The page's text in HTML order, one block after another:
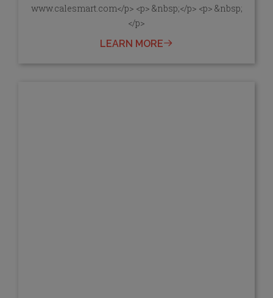
www.calesmart.com</p> <p> &nbsp;</p> <p> &nbsp;
</p>
LEARN MORE